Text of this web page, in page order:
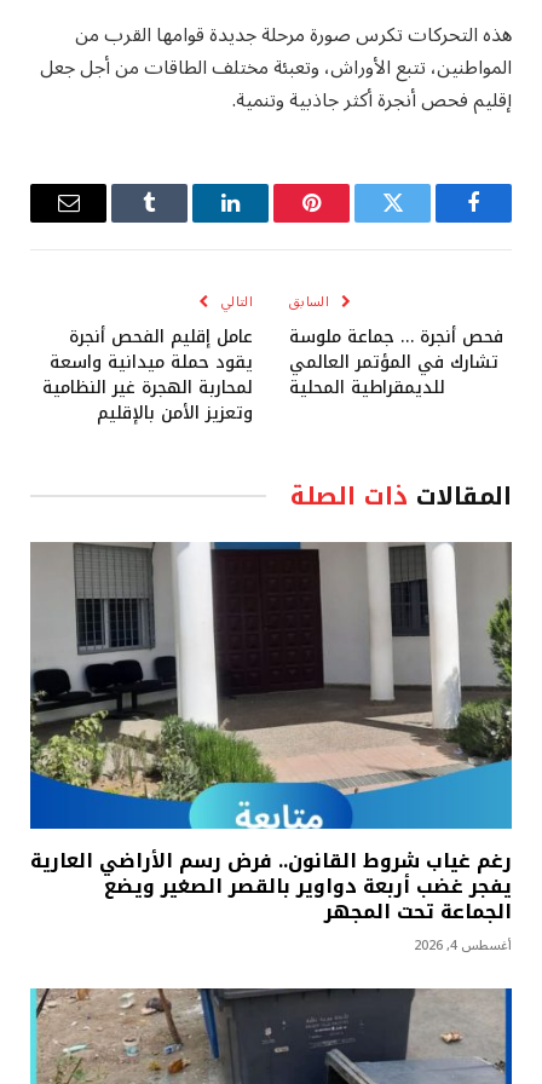
هذه التحركات تكرس صورة مرحلة جديدة قوامها القرب من
المواطنين، تتبع الأوراش، وتعبئة مختلف الطاقات من أجل جعل
إقليم فحص أنجرة أكثر جاذبية وتنمية.
فيسبوك تويتر بينتيريستلينكدإن Tumblr
البريد
السابق
فحص أنجرة … جماعة ملوسة
تشارك في المؤتمر العالمي
للديمقراطية المحلية
التالي
عامل إقليم الفحص أنجرة
يقود حملة ميدانية واسعة
لمحاربة الهجرة غير النظامية
وتعزيز الأمن بالإقليم
المقالات ذات الصلة
رغم غياب شروط القانون.. فرض رسم الأراضي العارية
يفجر غضب أربعة دواوير بالقصر الصغير ويضع
الجماعة تحت المجهر
أغسطس 4, 2026